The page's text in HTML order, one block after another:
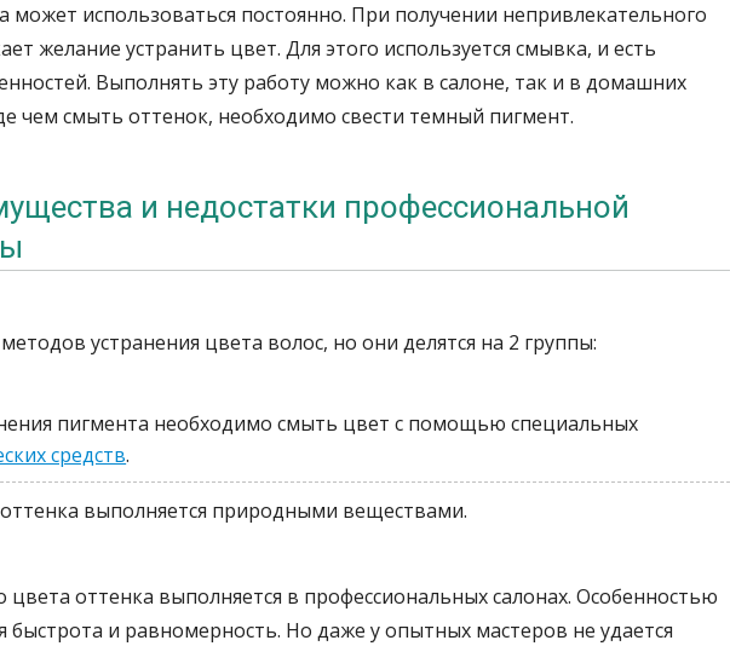
может использоваться постоянно. При получении непривлекательного
желание устранить цвет. Для этого используется смывка, и есть
Выполнять эту работу можно как в салоне, так и в домашних
чем смыть оттенок, необходимо свести темный пигмент.
и недостатки профессиональной
устранения цвета волос, но они делятся на 2 группы:
пигмента необходимо смыть цвет с помощью специальных
средств.
выполняется природными веществами.
оттенка выполняется в профессиональных салонах. Особенностью
быстрота и равномерность. Но даже у опытных мастеров не удается